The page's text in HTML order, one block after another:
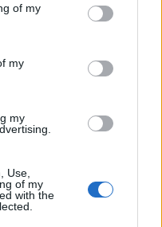
You may click to
its third-party tags to
in below Google
of my
my
my
Use,
of my
with the